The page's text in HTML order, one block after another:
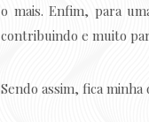
o mais. Enfim, para
contribuindo e muito
Sendo assim, fica